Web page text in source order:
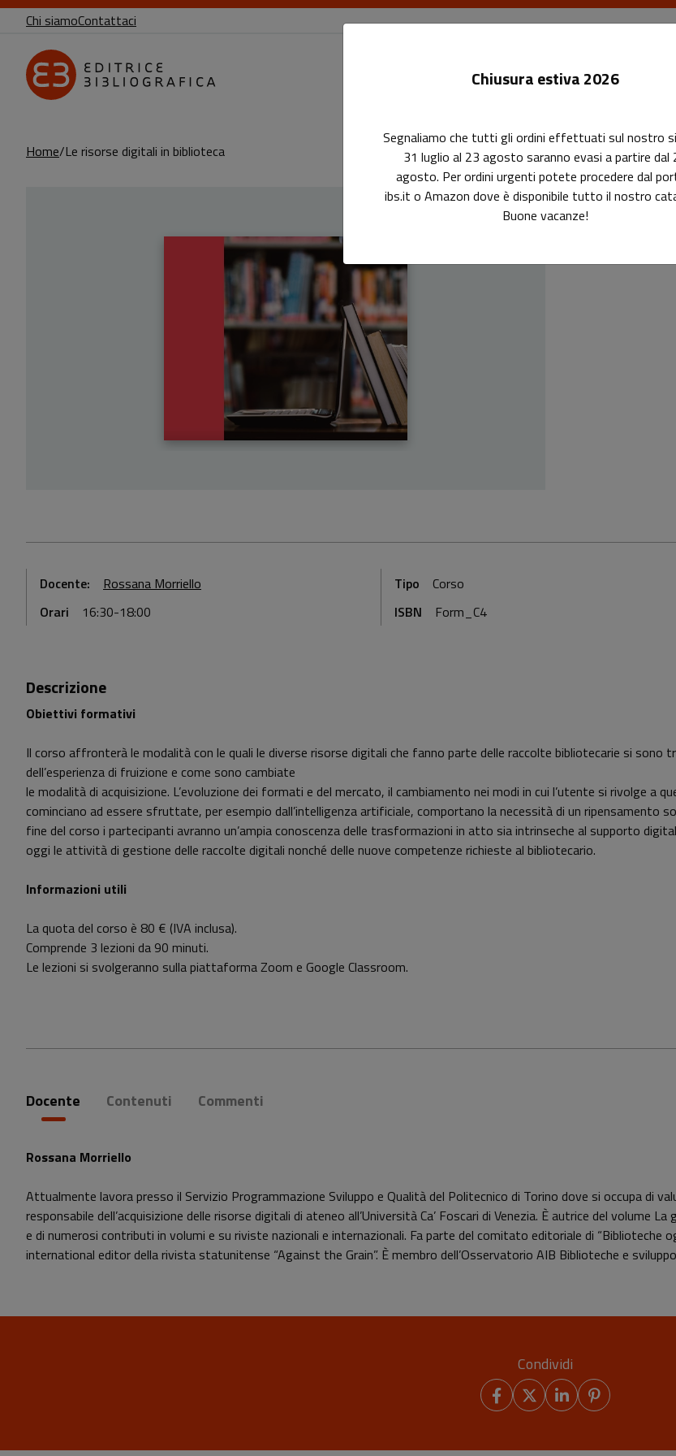
Chi siamoContattaci
Le riviste I corsi
Home Le risorse digitali in biblioteca
Docente: Rossana Morriello Tipo Corso
Orari
16:30-18:00 ISBN Form_C4
Descrizione
Obiettivi formativi
Il corso affronterà le modalità con le quali le diverse risorse digitali che fanno parte delle raccolte bibliotecarie si
dell’esperienza di fruizione e come sono cambiate
le modalità di acquisizione. L’evoluzione dei formati e del mercato, il cambiamento nei modi in cui l’utente si rivolge a
cominciano ad essere sfruttate, per esempio dall’intelligenza artificiale, comportano la necessità di un ripensamento
fine del corso i partecipanti avranno un’ampia conoscenza delle trasformazioni in atto sia intrinseche al supporto
oggi le attività di gestione delle raccolte digitali nonché delle nuove competenze richieste al bibliotecario.
Informazioni utili
La quota del corso è 80 € (IVA inclusa).
Comprende 3 lezioni da 90 minuti.
Le lezioni si svolgeranno sulla piattaforma Zoom e Google Classroom.
Docente Contenuti Commenti
Rossana Morriello
Attualmente lavora presso il Servizio Programmazione Sviluppo e Qualità del Politecnico di Torino dove si occupa di
responsabile dell’acquisizione delle risorse digitali di ateneo all’Università Ca’ Foscari di Venezia. È autrice del volume
e di numerosi contributi in volumi e su riviste nazionali e internazionali. Fa parte del comitato editoriale di “Biblioteche
international editor della rivista statunitense “Against the Grain”. È membro dell’Osservatorio AIB Biblioteche e
Condividi
Chiusura estiva 2026
Segnaliamo che tutti gli ordini effettuati sul nostro
31 luglio al 23 agosto saranno evasi a partire dal
agosto. Per ordini urgenti potete procedere dal
ibs.it o Amazon dove è disponibile tutto il nostro
Buone vacanze!